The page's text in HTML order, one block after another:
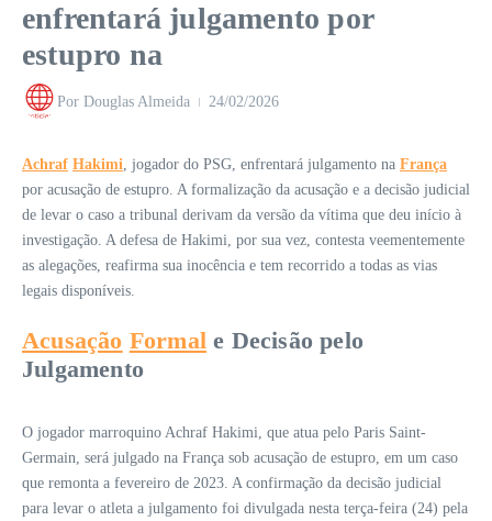
enfrentará julgamento por
estupro na
Por Douglas Almeida 24/02/2026
Achraf Hakimi, jogador do PSG, enfrentará julgamento na França
por acusação de estupro. A formalização da acusação e a decisão judicial
de levar o caso a tribunal derivam da versão da vítima que deu início à
investigação. A defesa de Hakimi, por sua vez, contesta veementemente
as alegações, reafirma sua inocência e tem recorrido a todas as vias
legais disponíveis.
Acusação Formal e Decisão pelo
Julgamento
O jogador marroquino Achraf Hakimi, que atua pelo Paris Saint-
Germain, será julgado na França sob acusação de estupro, em um caso
que remonta a fevereiro de 2023. A confirmação da decisão judicial
para levar o atleta a julgamento foi divulgada nesta terça-feira (24) pela